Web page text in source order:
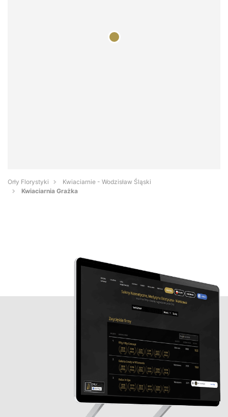
Orły Florystyki
Kwiaciarnie - Wodzisław Śląski
Kwiaciarnia Grażka